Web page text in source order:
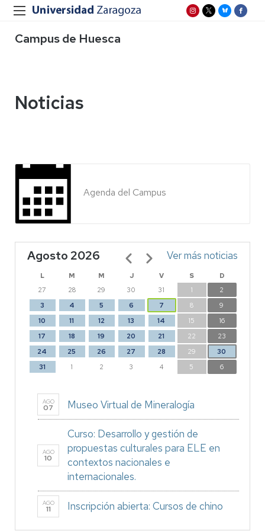
Campus de Huesca
Noticias
Agenda del Campus
Agosto 2026
L M M J V S
D
27
28 29 30 31 1
2
3
4 5 6 7 8
9
10
11 12 13 14 15
16
17
18 19 20 21 22
23
24
25 26 27 28 29
30
31
1 2 3 4 5 6
Paginación Ver más noticias
AGO
07 Museo Virtual de Mineralogía
AGO
10
Curso: Desarrollo y gestión de
propuestas culturales para ELE en
contextos nacionales e
internacionales.
AGO
11 Inscripción abierta: Cursos de chino